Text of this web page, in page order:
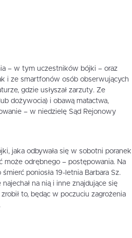
– w tym uczestników bójki – oraz
i ze smartfonów osób obserwujących
gdzie usłyszał zarzuty. Ze
dożywocia) i obawą matactwa,
– w niedzielę Sąd Rejonowy
jaka odbywała się w sobotni poranek
odrębnego – postępowania. Na
poniosła 19-letnia Barbara Sz.
na nią i inne znajdujące się
to, będąc w poczuciu zagrożenia